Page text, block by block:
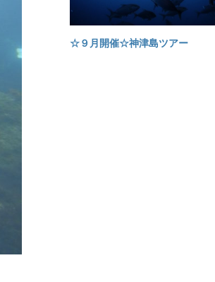
☆９月開催☆神津島ツアー